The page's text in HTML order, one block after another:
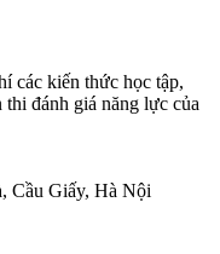
các kiến thức học tập,
đánh giá năng lực của
Cầu Giấy, Hà Nội